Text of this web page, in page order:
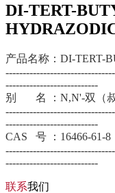
DI-TERT-
产品名称：DI-TERT-
---------------------------
别 名 ：N,N'-双（
---------------------------
CAS 号 ：16466-61-8
---------------------------
联系我们